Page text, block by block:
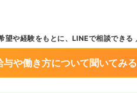
望や経験をもとに、LINEで相談できる
与や働き方について聞いてみる